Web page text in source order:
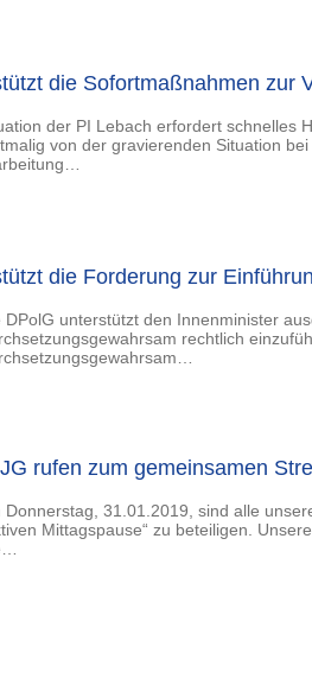
die Sofortmaßnahmen zur
der PI Lebach erfordert schnelles
von der gravierenden Situation
die Forderung zur
DPolG unterstützt den Innenminister
rechtlich
rufen zum gemeinsamen
Donnerstag, 31.01.2019, sind alle
Mittagspause“ zu beteiligen.